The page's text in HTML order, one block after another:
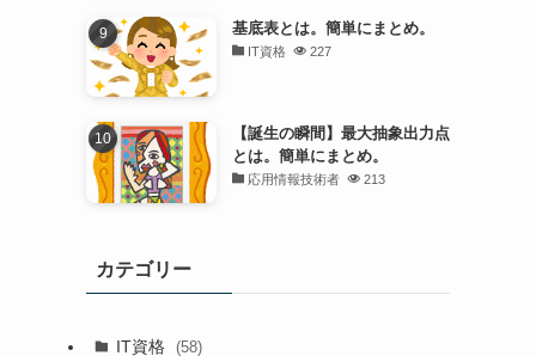
基底表とは。簡単にまとめ。
IT資格 227
【誕生の瞬間】最大抽象出力点
とは。簡単にまとめ。
応用情報技術者 213
カテゴリー
IT資格 (58)